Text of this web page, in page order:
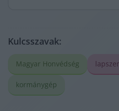
Kulcsszavak:
Magyar Honvédség
kormánygép